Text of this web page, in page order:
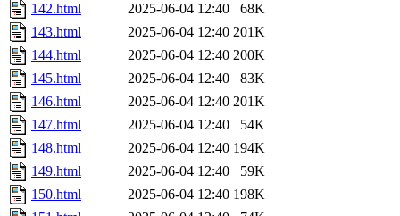
142.html
2025-06-04 12:40
68K
143.html
2025-06-04 12:40 201K
144.html
2025-06-04 12:40 200K
145.html
2025-06-04 12:40
83K
146.html
2025-06-04 12:40 201K
147.html
2025-06-04 12:40
54K
148.html
2025-06-04 12:40 194K
149.html
2025-06-04 12:40
59K
150.html
2025-06-04 12:40 198K